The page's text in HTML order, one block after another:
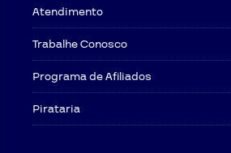
Atendimento
Trabalhe Conosco
Programa de Afiliados
Pirataria